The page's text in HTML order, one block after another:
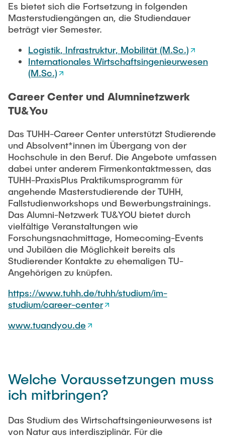
Es bietet sich die Fortsetzung in folgenden
Masterstudiengängen an, die Studiendauer
beträgt vier Semester.
Logistik, Infrastruktur, Mobilität (M.Sc.)
Internationales Wirtschaftsingenieurwesen
(M.Sc.)
Career Center und Alumninetzwerk
TU&You
Das TUHH-Career Center unterstützt Studierende
und Absolvent*innen im Übergang von der
Hochschule in den Beruf. Die Angebote umfassen
dabei unter anderem Firmenkontaktmessen, das
TUHH-PraxisPlus Praktikumsprogramm für
angehende Masterstudierende der TUHH,
Fallstudienworkshops und Bewerbungstrainings.
Das Alumni-Netzwerk TU&YOU bietet durch
vielfältige Veranstaltungen wie
Forschungsnachmittage, Homecoming-Events
und Jubiläen die Möglichkeit bereits als
Studierender Kontakte zu ehemaligen TU-
Angehörigen zu knüpfen.
https://www.tuhh.de/tuhh/studium/im-
studium/career-center
www.tuandyou.de
Welche Voraussetzungen muss
ich mitbringen?
Das Studium des Wirtschaftsingenieurwesens ist
von Natur aus interdisziplinär. Für die